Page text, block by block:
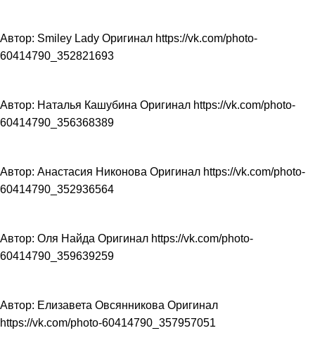
Автор: Smiley Lady Оригинал https://vk.com/photo-
60414790_352821693
Автор: Наталья Кашубина Оригинал https://vk.com/photo-
60414790_356368389
Автор: Анастасия Никонова Оригинал https://vk.com/photo-
60414790_352936564
Автор: Оля Найда Оригинал https://vk.com/photo-
60414790_359639259
Автор: Елизавета Овсянникова Оригинал
https://vk.com/photo-60414790_357957051